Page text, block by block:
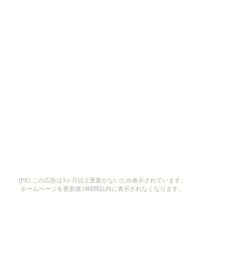
[PR] この広告は3ヶ月以上更新がないため表示されています。
ホームページを更新後24時間以内に表示されなくなります。